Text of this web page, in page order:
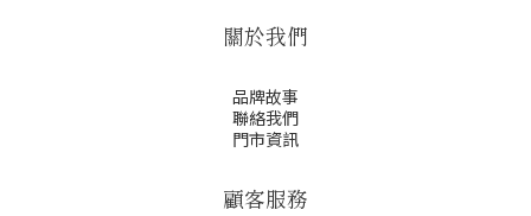
關於我們
品牌故事
聯絡我們
門市資訊
顧客服務